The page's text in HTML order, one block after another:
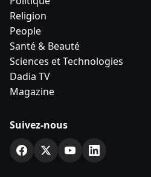
Religion
People
Santé & Beauté
Sciences et Technologies
Dadia TV
Magazine
Suivez-nous